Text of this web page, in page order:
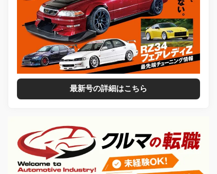
最新号の詳細はこちら